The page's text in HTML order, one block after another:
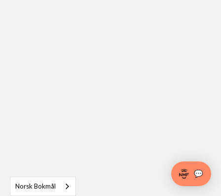
Norsk Bokmål
💬